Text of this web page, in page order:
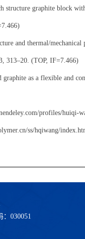
structure graphite block
and thermal/
313–20. (TOP, IF=7.466)
graphite as a flexible and
profiles/huiqi-
ss/hqiwang/
030051